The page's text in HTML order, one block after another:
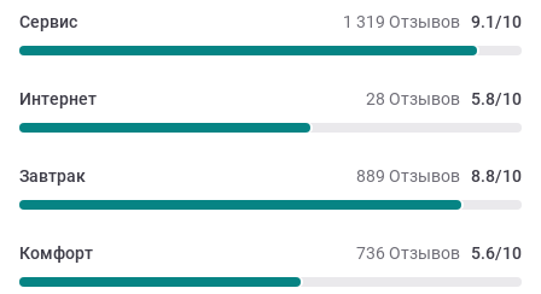
1 319 Отзывов 9.1/10
Сервис
28 Отзывов 5.8/10
Интернет
889 Отзывов 8.8/10
Завтрак
736 Отзывов 5.6/10
Комфорт